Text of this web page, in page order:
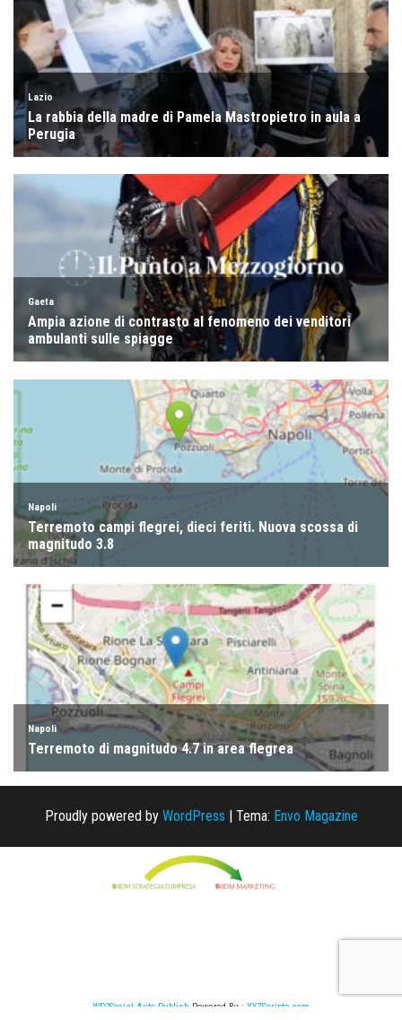
Proudly powered by WordPress | Tema: Envo Magazine
WP2Social Auto Publish Powered By : XYZScripts.com